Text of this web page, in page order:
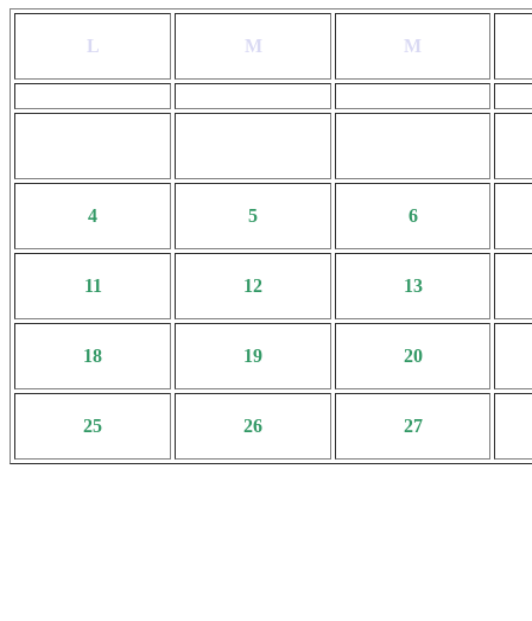
L M M
4 5 6
11 12 13
18 19 20
25 26 27